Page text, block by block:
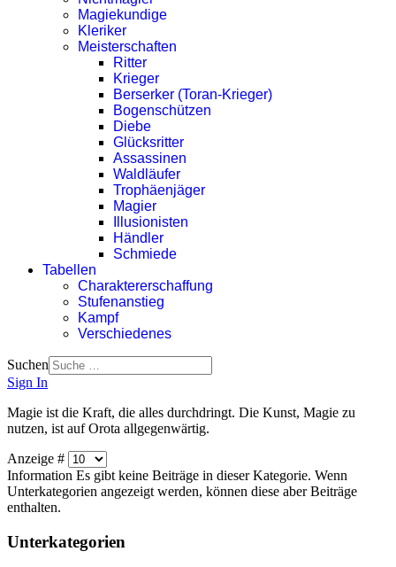
Magiekundige
Kleriker
Meisterschaften
Ritter
Krieger
Berserker (Toran-Krieger)
Bogenschützen
Diebe
Glücksritter
Assassinen
Waldläufer
Trophäenjäger
Magier
Illusionisten
Händler
Schmiede
Tabellen
Charaktererschaffung
Stufenanstieg
Kampf
Verschiedenes
Suchen
Sign In
Magie ist die Kraft, die alles durchdringt. Die Kunst, Magie zu
nutzen, ist auf Orota allgegenwärtig.
Anzeige #
Information Es gibt keine Beiträge in dieser Kategorie. Wenn
Unterkategorien angezeigt werden, können diese aber Beiträge
enthalten.
Unterkategorien